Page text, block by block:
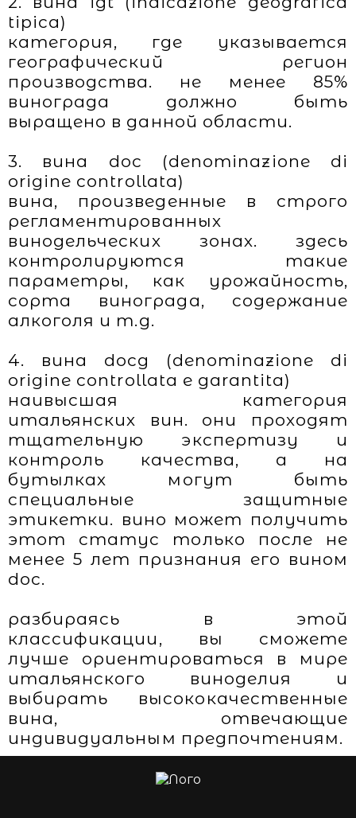
tipica)
категория, где указывается
географический регион
производства. не менее 85%
винограда должно быть
выращено в данной области.
3. вина doc (denominazione di
origine controllata)
вина, произведенные в строго
регламентированных
винодельческих зонах. здесь
контролируются такие
параметры, как урожайность,
сорта винограда, содержание
алкоголя и т.д.
4. вина docg (denominazione di
origine controllata e garantita)
наивысшая категория
итальянских вин. они проходят
тщательную экспертизу и
контроль качества, а на
бутылках могут быть
специальные защитные
этикетки. вино может получить
этот статус только после не
менее 5 лет признания его вином
doc.
разбираясь в этой
классификации, вы сможете
лучше ориентироваться в мире
итальянского виноделия и
выбирать высококачественные
вина, отвечающие
индивидуальным предпочтениям.